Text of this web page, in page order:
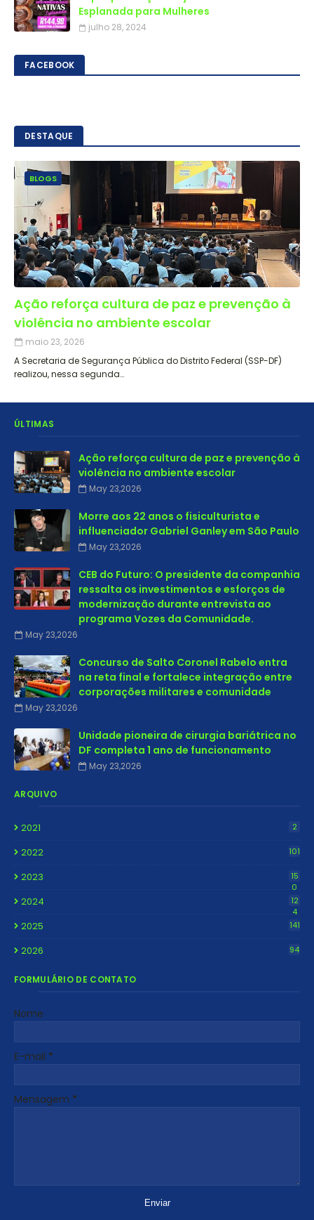
Esplanada para Mulheres
julho 28, 2024
FACEBOOK
DESTAQUE
BLOGS
Ação reforça cultura de paz e prevenção à
violência no ambiente escolar
maio 23, 2026
A Secretaria de Segurança Pública do Distrito Federal (SSP-DF)
realizou, nessa segunda…
ÚLTIMAS
Ação reforça cultura de paz e prevenção à
violência no ambiente escolar
May 23,2026
Morre aos 22 anos o fisiculturista e
influenciador Gabriel Ganley em São Paulo
May 23,2026
CEB do Futuro: O presidente da companhia
ressalta os investimentos e esforços de
modernização durante entrevista ao
programa Vozes da Comunidade.
May 23,2026
Concurso de Salto Coronel Rabelo entra
na reta final e fortalece integração entre
corporações militares e comunidade
May 23,2026
Unidade pioneira de cirurgia bariátrica no
DF completa 1 ano de funcionamento
May 23,2026
ARQUIVO
2021 2
2022 101
2023
15
0
2024
12
4
2025 141
2026 94
FORMULÁRIO DE CONTATO
Nome
E-mail *
Mensagem *